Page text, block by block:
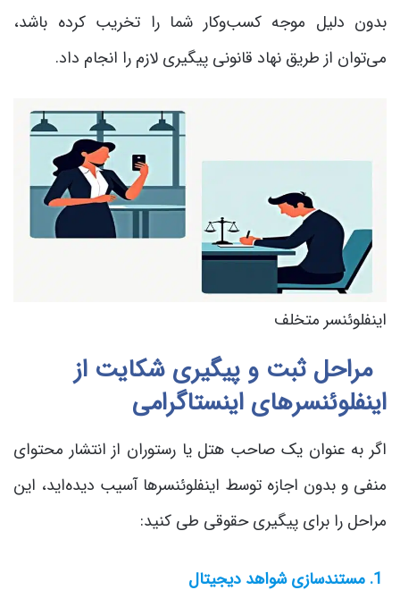
بدون دلیل موجه کسب‌وکار شما را تخریب کرده باشد،
می‌توان از طریق نهاد قانونی پیگیری لازم را انجام داد.
اینفلوئنسر متخلف
مراحل ثبت و پیگیری شکایت از
اینفلوئنسرهای اینستاگرامی
اگر به عنوان یک صاحب هتل یا رستوران از انتشار محتوای
منفی و بدون اجازه توسط اینفلوئنسرها آسیب دیده‌اید، این
مراحل را برای پیگیری حقوقی طی کنید: